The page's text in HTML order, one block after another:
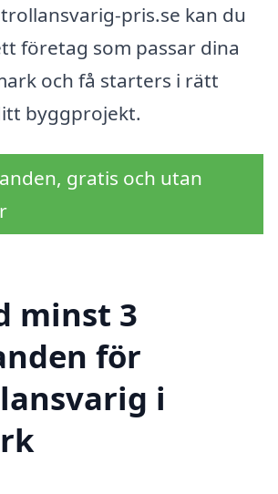
pris.se kan du
företag som passar dina
och få starters i rätt
byggprojekt.
gratis och utan
minst 3
för
i